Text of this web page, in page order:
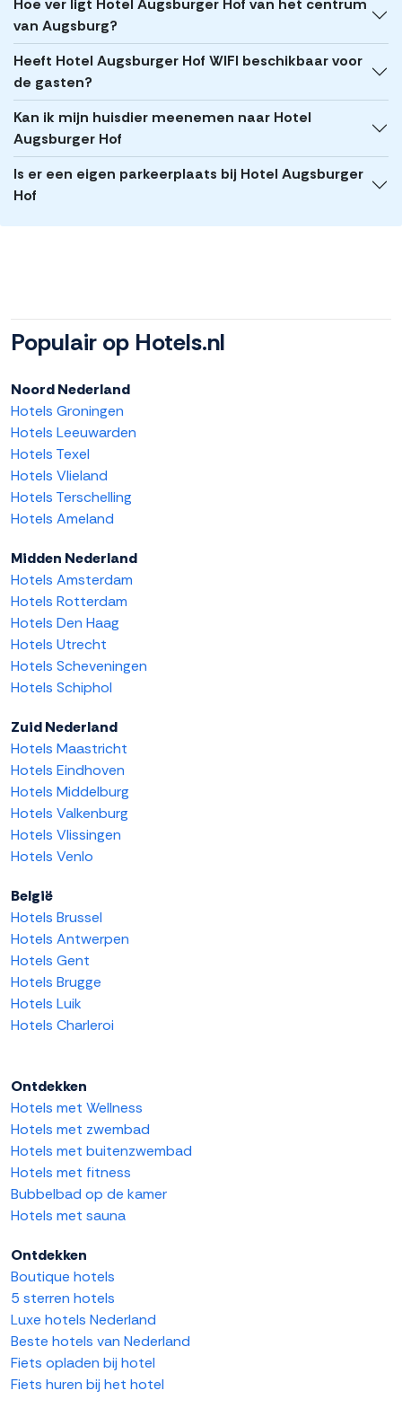
Hoe ver ligt Hotel Augsburger Hof van het centrum
van Augsburg?
Heeft Hotel Augsburger Hof WIFI beschikbaar voor
de gasten?
Kan ik mijn huisdier meenemen naar Hotel
Augsburger Hof
Is er een eigen parkeerplaats bij Hotel Augsburger
Hof
Populair op Hotels.nl
Noord Nederland
Hotels Groningen
Hotels Leeuwarden
Hotels Texel
Hotels Vlieland
Hotels Terschelling
Hotels Ameland
Midden Nederland
Hotels Amsterdam
Hotels Rotterdam
Hotels Den Haag
Hotels Utrecht
Hotels Scheveningen
Hotels Schiphol
Zuid Nederland
Hotels Maastricht
Hotels Eindhoven
Hotels Middelburg
Hotels Valkenburg
Hotels Vlissingen
Hotels Venlo
België
Hotels Brussel
Hotels Antwerpen
Hotels Gent
Hotels Brugge
Hotels Luik
Hotels Charleroi
Ontdekken
Hotels met Wellness
Hotels met zwembad
Hotels met buitenzwembad
Hotels met fitness
Bubbelbad op de kamer
Hotels met sauna
Ontdekken
Boutique hotels
5 sterren hotels
Luxe hotels Nederland
Beste hotels van Nederland
Fiets opladen bij hotel
Fiets huren bij het hotel